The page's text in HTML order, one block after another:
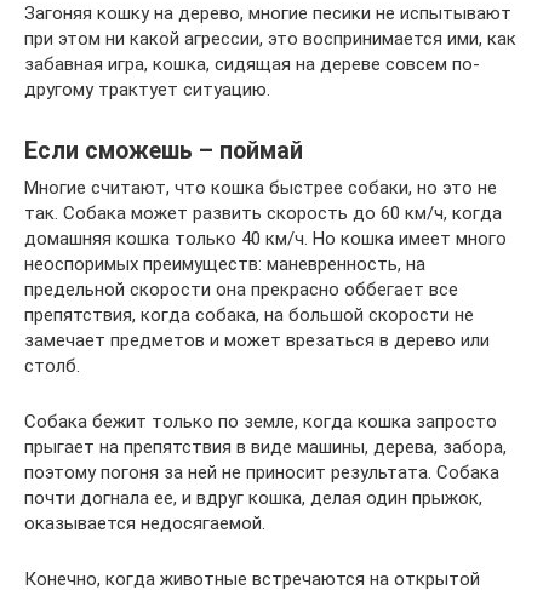
Загоняя кошку на дерево, многие песики не испытывают
при этом ни какой агрессии, это воспринимается ими, как
забавная игра, кошка, сидящая на дереве совсем по-
другому трактует ситуацию.
Если сможешь – поймай
Многие считают, что кошка быстрее собаки, но это не
так. Собака может развить скорость до 60 км/ч, когда
домашняя кошка только 40 км/ч. Но кошка имеет много
неоспоримых преимуществ: маневренность, на
предельной скорости она прекрасно оббегает все
препятствия, когда собака, на большой скорости не
замечает предметов и может врезаться в дерево или
столб.
Собака бежит только по земле, когда кошка запросто
прыгает на препятствия в виде машины, дерева, забора,
поэтому погоня за ней не приносит результата. Собака
почти догнала ее, и вдруг кошка, делая один прыжок,
оказывается недосягаемой.
Конечно, когда животные встречаются на открытой